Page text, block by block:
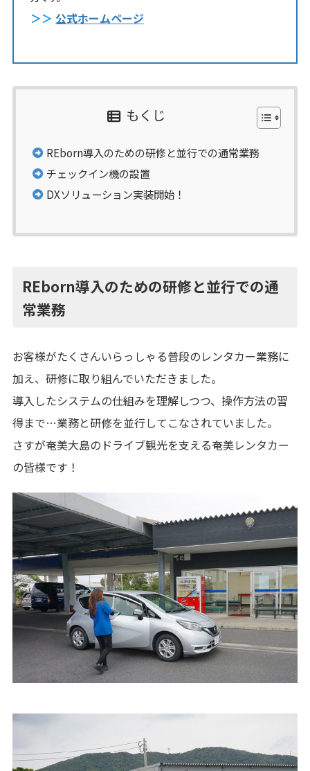
＞＞ 公式ホームページ
もくじ
REborn導入のための研修と並行での通常業務
チェックイン機の設置
DXソリューション実装開始！
REborn導入のための研修と並行での通
常業務
お客様がたくさんいらっしゃる普段のレンタカー業務に
加え、研修に取り組んでいただきました。
導入したシステムの仕組みを理解しつつ、操作方法の習
得まで…業務と研修を並行してこなされていました。
さすが奄美大島のドライブ観光を支える奄美レンタカー
の皆様です！